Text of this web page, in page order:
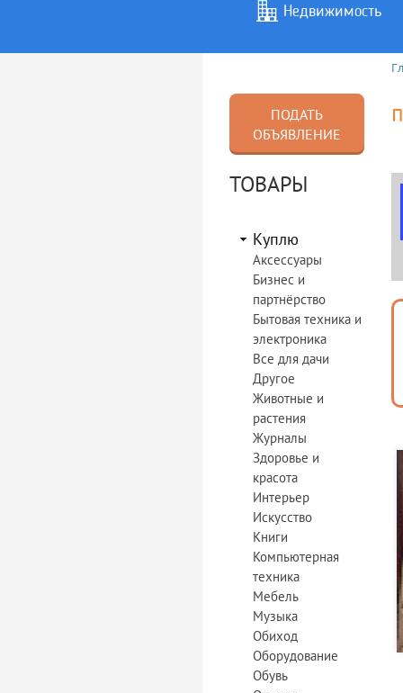
Недвижимость
Услуги
ПОДАТЬ
ОБЪЯВЛЕНИЕ
ТОВАРЫ
Куплю
Аксессуары
Бизнес и
партнёрство
Бытовая техника и
электроника
Все для дачи
Другое
Животные и
растения
Журналы
Здоровье и
красота
Интерьер
Искусство
Книги
Компьютерная
техника
Мебель
Музыка
Обиход
Оборудование
Обувь